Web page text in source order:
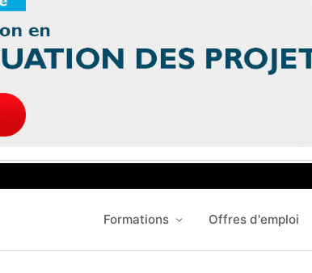
Formations Offres d'emploi